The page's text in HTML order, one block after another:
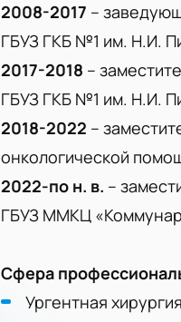
2008-2017 –
ГБУЗ ГКБ №1 им. Н.И.
2017-2018 –
ГБУЗ ГКБ №1 им. Н.И.
2018-2022 –
онкологической
2022-по н. в. –
ГБУЗ ММКЦ
Сфера
Ургентная хирургия